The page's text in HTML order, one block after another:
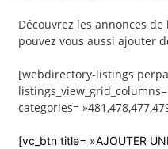
Découvrez les annonces
pouvez vous aussi ajouter
[webdirectory-listings
categories=
[vc_btn title= »AJOUTER